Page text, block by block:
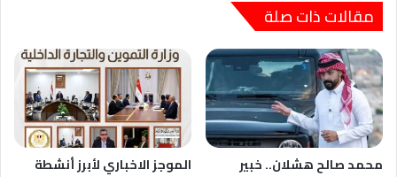
مقالات ذات صلة
محمد صالح هشلان.. خبير الموجز الاخباري لأبرز أنشطة